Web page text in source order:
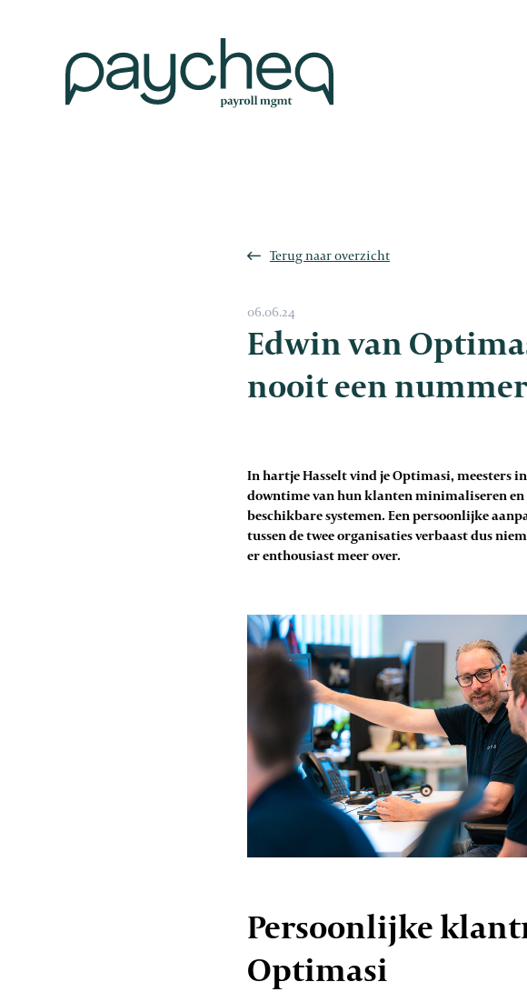
Terug naar overzicht
06.06.24
Edwin van
nooit een
In hartje Hasselt vind je Optimasi, meesters
downtime van hun klanten minimaliseren en
beschikbare systemen. Een persoonlijke
tussen de twee organisaties verbaast dus
er enthousiast meer over.
Persoonlijke
Optimasi